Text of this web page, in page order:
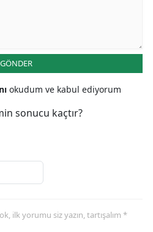
GÖNDER
okudum ve kabul ediyorum
sonucu kaçtır?
ilk yorumu siz yazın, tartışalım *